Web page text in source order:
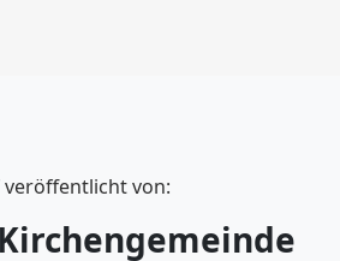
von: